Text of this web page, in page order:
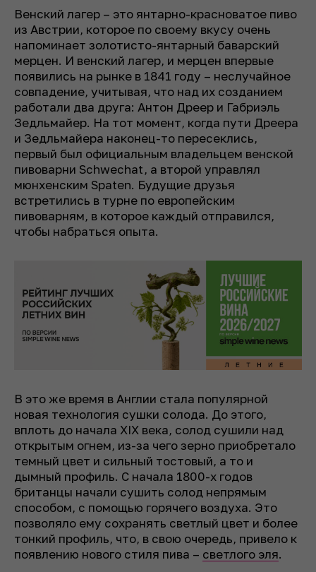
Венский лагер – это янтарно-красноватое пиво
из Австрии, которое по своему вкусу очень
напоминает золотисто-янтарный баварский
мерцен. И венский лагер, и мерцен впервые
появились на рынке в 1841 году – неслучайное
совпадение, учитывая, что над их созданием
работали два друга: Антон Дреер и Габриэль
Зедльмайер. На тот момент, когда пути Дреера
и Зедльмайера наконец-то пересеклись,
первый был официальным владельцем венской
пивоварни Schwechat, а второй управлял
мюнхенским Spaten. Будущие друзья
встретились в турне по европейским
пивоварням, в которое каждый отправился,
чтобы набраться опыта.
В это же время в Англии стала популярной
новая технология сушки солода. До этого,
вплоть до начала XIX века, солод сушили над
открытым огнем, из-за чего зерно приобретало
темный цвет и сильный тостовый, а то и
дымный профиль. С начала 1800-х годов
британцы начали сушить солод непрямым
способом, с помощью горячего воздуха. Это
позволяло ему сохранять светлый цвет и более
тонкий профиль, что, в свою очередь, привело к
появлению нового стиля пива – светлого эля.